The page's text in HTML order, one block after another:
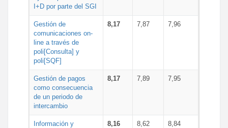
I+D por parte del SGI
Gestión de
comunicaciones on-
line a través de
poli[Consulta] y
poli[SQF]
8,17 7,87 7,96
Gestión de pagos
como consecuencia
de un periodo de
intercambio
8,17 7,89 7,95
Información y
8,16 8,62 8,84